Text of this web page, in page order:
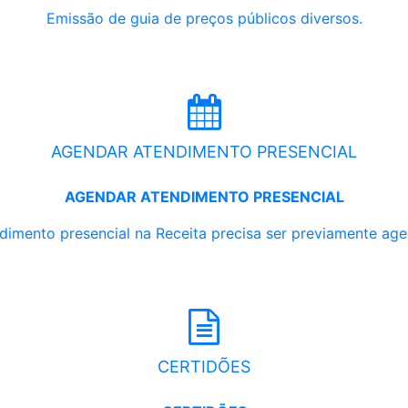
Emissão de guia de preços públicos diversos.
AGENDAR ATENDIMENTO PRESENCIAL
AGENDAR ATENDIMENTO PRESENCIAL
presencial na Receita precisa ser previamente
CERTIDÕES